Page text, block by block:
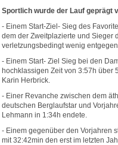
Sportlich wurde der Lauf geprägt
- Einem Start-Ziel- Sieg des
dem der Zweitplazierte und Sieger
verletzungsbedingt wenig
- Einem Start- Ziel Sieg bei den
hochklassigen Zeit von 3:57h über
Karin Herbrick.
- Einer Revanche zwischen dem
deutschen Berglaufstar und
Lehmann in 1:34h endete.
- Einem gegenüber den Vorjahren
mit 32:42min den erst im letzten